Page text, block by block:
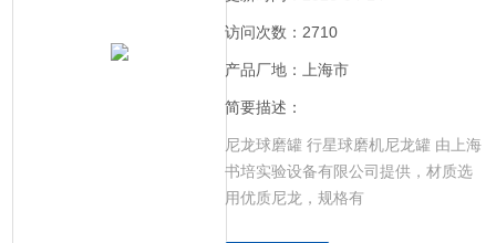
访问次数：2710
产品厂地：上海市
简要描述：
尼龙球磨罐 行星球磨机尼龙罐 由上海
书培实验设备有限公司提供，材质选
用优质尼龙，规格有